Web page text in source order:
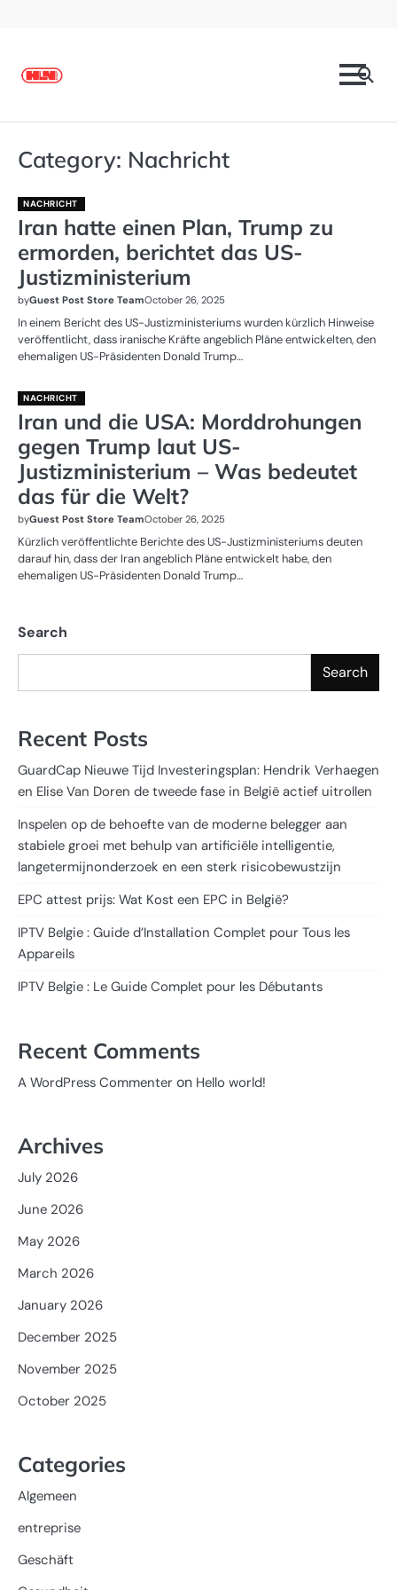
Category: Nachricht
NACHRICHT
Iran hatte einen Plan, Trump zu
ermorden, berichtet das US-
Justizministerium
byGuest Post Store TeamOctober 26, 2025
In einem Bericht des US-Justizministeriums wurden kürzlich Hinweise
veröffentlicht, dass iranische Kräfte angeblich Pläne entwickelten, den
ehemaligen US-Präsidenten Donald Trump…
NACHRICHT
Iran und die USA: Morddrohungen
gegen Trump laut US-
Justizministerium – Was bedeutet
das für die Welt?
byGuest Post Store TeamOctober 26, 2025
Kürzlich veröffentlichte Berichte des US-Justizministeriums deuten
darauf hin, dass der Iran angeblich Pläne entwickelt habe, den
ehemaligen US-Präsidenten Donald Trump…
Search
Search
Recent Posts
GuardCap Nieuwe Tijd Investeringsplan: Hendrik Verhaegen
en Elise Van Doren de tweede fase in België actief uitrollen
Inspelen op de behoefte van de moderne belegger aan
stabiele groei met behulp van artificiële intelligentie,
langetermijnonderzoek en een sterk risicobewustzijn
EPC attest prijs: Wat Kost een EPC in België?
IPTV Belgie : Guide d’Installation Complet pour Tous les
Appareils
IPTV Belgie : Le Guide Complet pour les Débutants
Recent Comments
A WordPress Commenter on Hello world!
Archives
July 2026
June 2026
May 2026
March 2026
January 2026
December 2025
November 2025
October 2025
Categories
Algemeen
entreprise
Geschäft